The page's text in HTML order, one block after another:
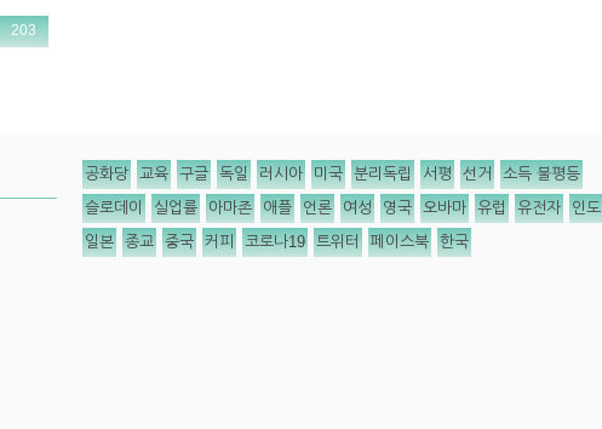
203
공화당 교육 구글 독일 러시아 미국 분리독립 서평 선거 소득 불평등
슬로데이 실업률 아마존 애플 언론 여성 영국 오바마 유럽 유전자 인도
일본 종교 중국 커피 코로나19 트위터 페이스북 한국